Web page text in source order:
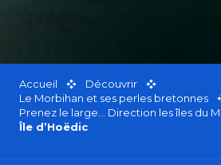
Accueil
Découvrir
Le Morbihan et ses perles bretonnes
Prenez le large… Direction les îles du
Île d’Hoëdic